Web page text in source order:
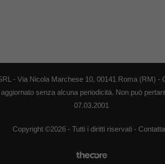
- Via Nicola Marchese 10, 00141 Roma (RM) -
senza alcuna periodicità. Non può
07.03.2001
Copyright ©2026 - Tutti i diritti riservati -